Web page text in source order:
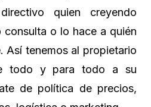
quien creyendo
o lo hace a quién
Así tenemos al propietario
todo y para todo a su
de política de precios,